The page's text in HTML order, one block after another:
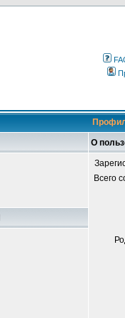
О
Всего